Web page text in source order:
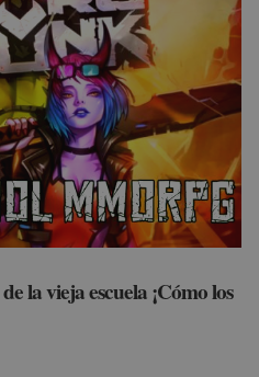
la vieja escuela ¡Cómo los